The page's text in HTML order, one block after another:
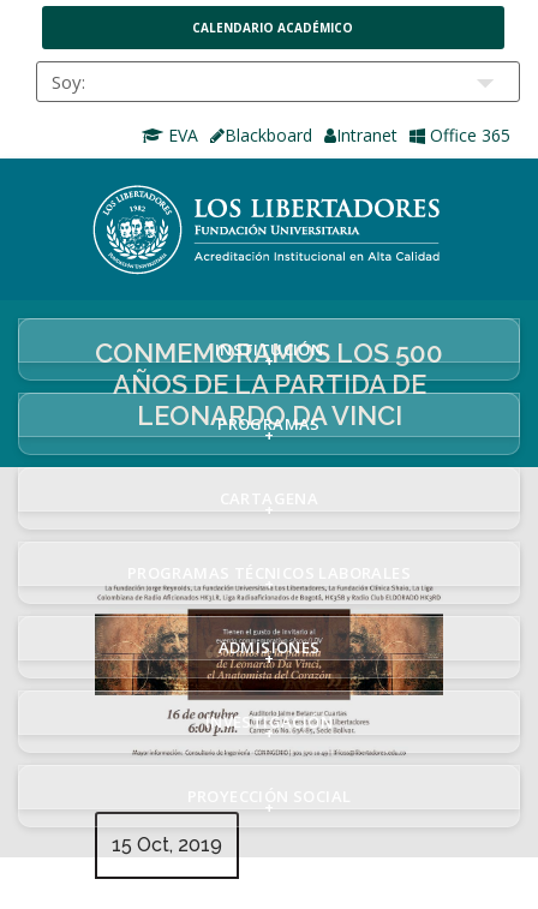
CALENDARIO ACADÉMICO
EVA Blackboard Intranet Office 365
INSTITUCIÓN
+
PROGRAMAS
+
+
+
ADMISIONES
+
INVESTIGACIÓN
+
+
CONMEMORAMOS LOS 500
AÑOS DE LA PARTIDA DE
LEONARDO DA VINCI
15 Oct, 2019